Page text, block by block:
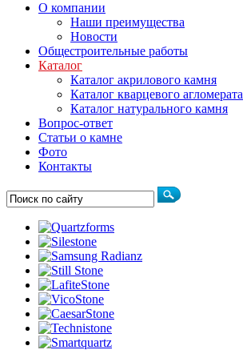
О компании
Наши преимущества
Новости
Общестроительные работы
Каталог
Каталог акрилового камня
Каталог кварцевого агломерата
Каталог натурального камня
Вопрос-ответ
Статьи о камне
Фото
Контакты